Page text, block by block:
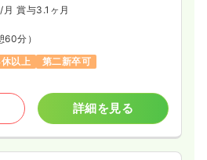
/月 賞与3.1ヶ月
60分）
以上
第二新卒可
詳細を見る